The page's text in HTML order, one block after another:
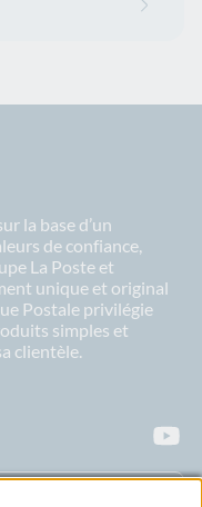
la base d’un
de confiance,
La Poste et
unique et original
Postale privilégie
simples et
clientèle.